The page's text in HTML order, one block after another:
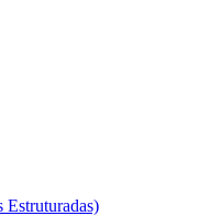
Estruturadas)